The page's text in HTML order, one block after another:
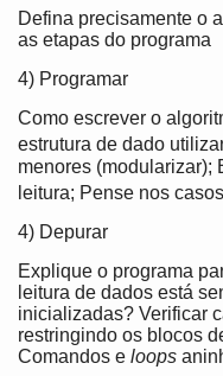
Defina precisamente o
as etapas do programa
4) Programar
Como escrever o
estrutura de dado
menores (modularizar);
leitura; Pense nos
4) Depurar
Explique o programa
leitura de dados está
inicializadas? Verificar
restringindo os blocos
Comandos e loops